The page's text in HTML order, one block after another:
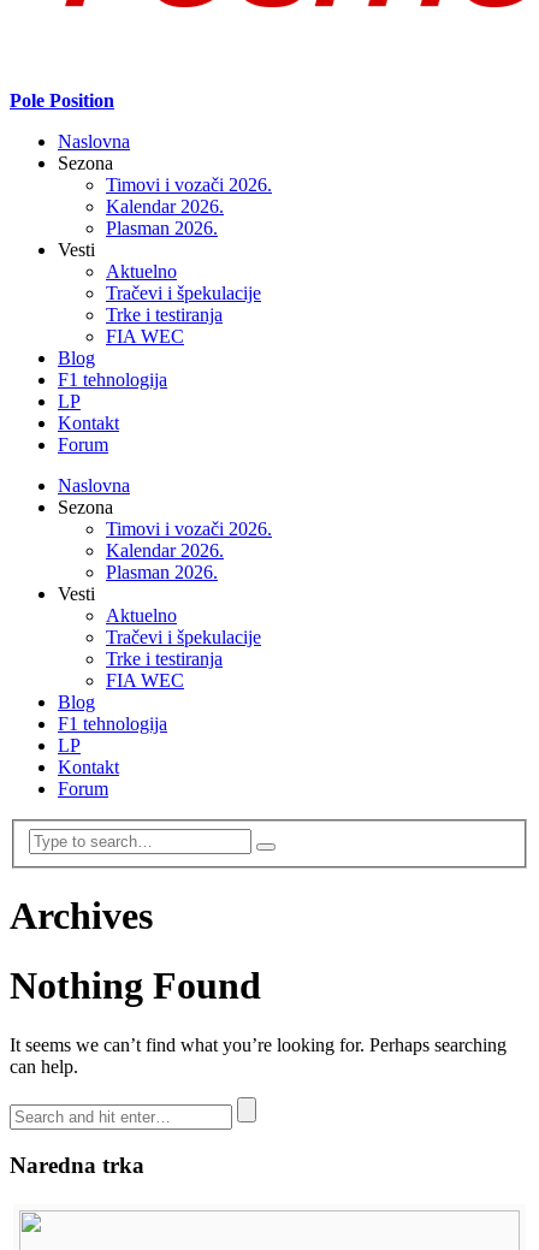
Pole Position
Naslovna
Sezona
Timovi i vozači 2026.
Kalendar 2026.
Plasman 2026.
Vesti
Aktuelno
Tračevi i špekulacije
Trke i testiranja
FIA WEC
Blog
F1 tehnologija
LP
Kontakt
Forum
Naslovna
Sezona
Timovi i vozači 2026.
Kalendar 2026.
Plasman 2026.
Vesti
Aktuelno
Tračevi i špekulacije
Trke i testiranja
FIA WEC
Blog
F1 tehnologija
LP
Kontakt
Forum
Archives
Nothing Found
It seems we can’t find what you’re looking for. Perhaps searching
can help.
Naredna trka